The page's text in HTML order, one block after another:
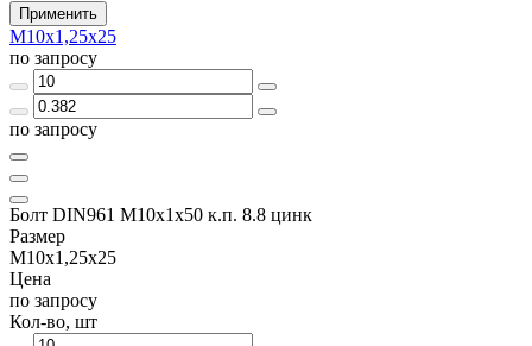
Применить
М10х1,25х25
по запросу
по запросу
Болт DIN961 М10х1х50 к.п. 8.8 цинк
Размер
М10х1,25х25
Цена
по запросу
Кол-во, шт